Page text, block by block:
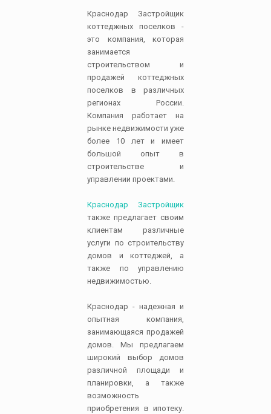
Краснодар Застройщик
коттеджных поселков -
это компания, которая
занимается
строительством и
продажей коттеджных
поселков в различных
регионах России.
Компания работает на
рынке недвижимости уже
более 10 лет и имеет
большой опыт в
строительстве и
управлении проектами.
Краснодар Застройщик
также предлагает своим
клиентам различные
услуги по строительству
домов и коттеджей, а
также по управлению
недвижимостью.
Краснодар - надежная и
опытная компания,
занимающаяся продажей
домов. Мы предлагаем
широкий выбор домов
различной площади и
планировки, а также
возможность
приобретения в ипотеку.